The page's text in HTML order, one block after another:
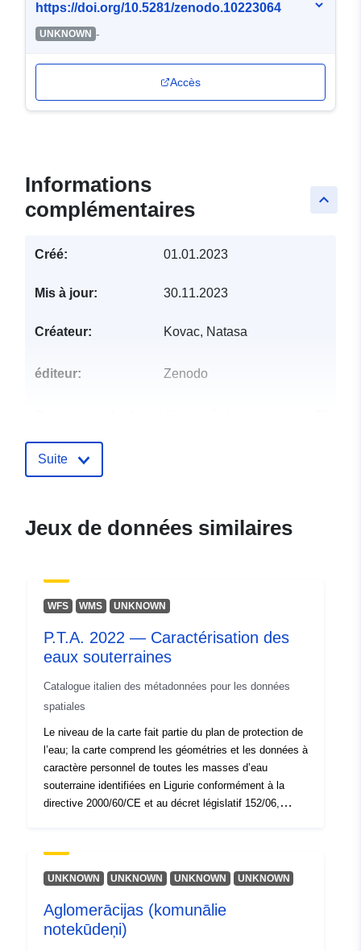
https://doi.org/10.5281/zenodo.10223064
UNKNOWN -
Accès
keyboard_arrow_up
Informations
complémentaires
Créé: 01.01.2023
Mis à jour: 30.11.2023
Créateur: Kovac, Natasa
éditeur: Zenodo
Identificateurs: https://doi.org/10.5281/
identificateurs:
uriRef:
http://data.europa.eu/88u/dataset/
zenodo-org-10223064
de:
Type:
Ressource:
http://purl.org/dc/dcmitype/Dataset
Suite
Jeux de données similaires
WFS WMS UNKNOWN
P.T.A. 2022 — Caractérisation des
eaux souterraines
Catalogue italien des métadonnées pour les données
spatiales
Le niveau de la carte fait partie du plan de protection de
l’eau; la carte comprend les géométries et les données à
caractère personnel de toutes les masses d’eau
souterraine identifiées en Ligurie conformément à la
directive 2000/60/CE et au décret législatif 152/06,
aquifères karstiques.
UNKNOWN UNKNOWN UNKNOWN UNKNOWN
Aglomerācijas (komunālie
notekūdeņi)